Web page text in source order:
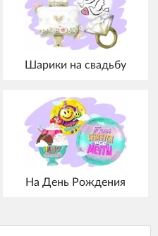
Шарики на свадьбу
На День Рождения